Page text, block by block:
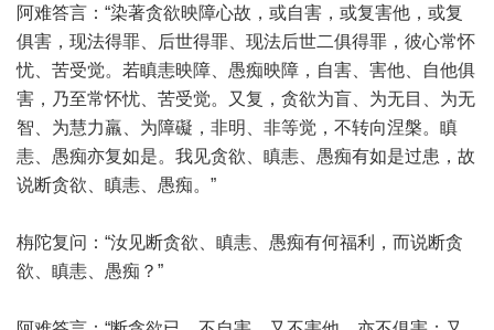
阿难答言：“染著贪欲映障心故，或自害，或复害他，或复
俱害，现法得罪、后世得罪、现法后世二俱得罪，彼心常怀
忧、苦受觉。若瞋恚映障、愚痴映障，自害、害他、自他俱
害，乃至常怀忧、苦受觉。又复，贪欲为盲、为无目、为无
智、为慧力羸、为障礙，非明、非等觉，不转向涅槃。瞋
恚、愚痴亦复如是。我见贪欲、瞋恚、愚痴有如是过患，故
说断贪欲、瞋恚、愚痴。”
栴陀复问：“汝见断贪欲、瞋恚、愚痴有何福利，而说断贪
欲、瞋恚、愚痴？”